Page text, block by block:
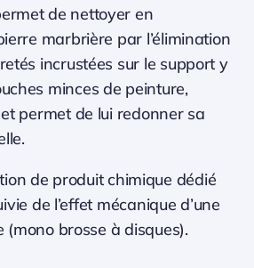
de nettoyer en
marbrière par l’élimination
incrustées sur le support y
minces de peinture,
permet de lui redonner sa
de produit chimique dédié
de l’effet mécanique d’une
brosse à disques).